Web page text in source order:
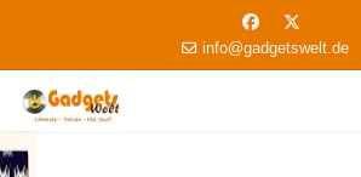
info@gadgetswelt.de